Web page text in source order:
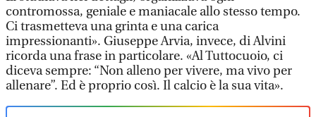
contromossa, geniale e maniacale allo stesso tempo.
Ci trasmetteva una grinta e una carica
impressionanti». Giuseppe Arvia, invece, di Alvini
ricorda una frase in particolare. «Al Tuttocuoio, ci
diceva sempre: “Non alleno per vivere, ma vivo per
allenare”. Ed è proprio così. Il calcio è la sua vita».